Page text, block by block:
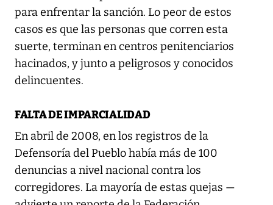
para enfrentar la sanción. Lo peor de estos
casos es que las personas que corren esta
suerte, terminan en centros penitenciarios
hacinados, y junto a peligrosos y conocidos
delincuentes.
FALTA DE IMPARCIALIDAD
En abril de 2008, en los registros de la
Defensoría del Pueblo había más de 100
denuncias a nivel nacional contra los
corregidores. La mayoría de estas quejas —